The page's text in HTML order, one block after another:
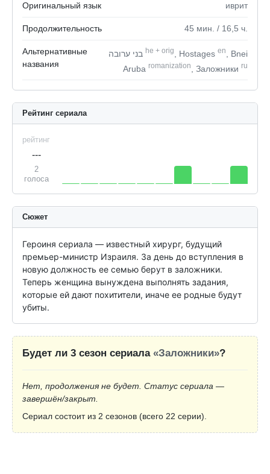
Оригинальный язык иврит
Продолжительность 45 мин. / 16,5 ч.
Альтернативные
названия
he + orig , Hostages en
, Bnei
Aruba romanization , Заложники ru
Рейтинг сериала
рейтинг
---
2
голоса
Сюжет
Героиня сериала — известный хирург, будущий
премьер-министр Израиля. За день до вступления в
новую должность ее семью берут в заложники.
Теперь женщина вынуждена выполнять задания,
которые ей дают похитители, иначе ее родные будут
убиты.
Будет ли 3 сезон сериала «Заложники»?
Нет, продолжения не будет. Статус сериала —
завершён/закрыт.
Сериал состоит из 2 сезонов (всего 22 серии).